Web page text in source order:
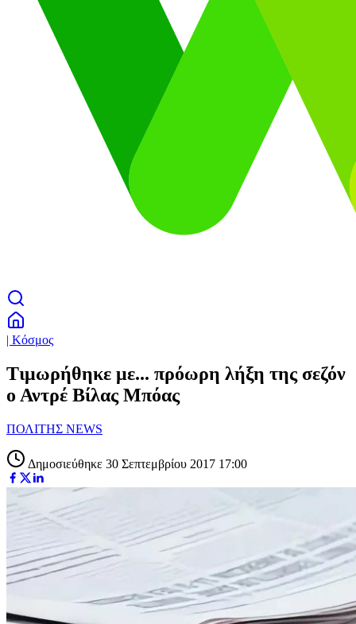
| Κόσμος
Τιμωρήθηκε με... πρόωρη λήξη της σεζόν
ο Αντρέ Βίλας Μπόας
ΠΟΛΙΤΗΣ NEWS
Δημοσιεύθηκε 30 Σεπτεμβρίου 2017 17:00